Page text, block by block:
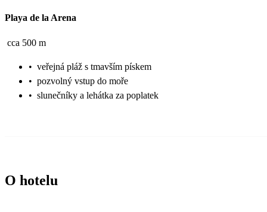
Playa de la Arena
cca 500 m
• veřejná pláž s tmavším pískem
• pozvolný vstup do moře
• slunečníky a lehátka za poplatek
O hotelu